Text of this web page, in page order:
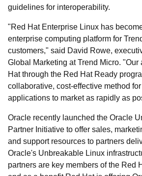
guidelines for interoperability.
"Red Hat Enterprise Linux has
enterprise computing platform for
customers," said David Rowe,
Global Marketing at Trend Micro. "Our
Hat through the Red Hat Ready
collaborative, cost-effective method
applications to market as rapidly as
Oracle recently launched the Oracle
Partner Initiative to offer sales,
and support resources to partners
Oracle's Unbreakable Linux
partners are key members of the Red